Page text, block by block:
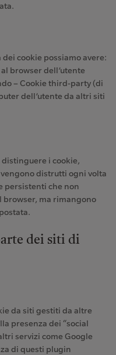
cookie possiamo avere:
browser dell’utente
– Cookie third-party (di
dell’utente da altri siti
distinguere i cookie,
distrutti ogni volta
persistenti che non
browser, ma rimangono
dei siti di
da siti gestiti da altre
presenza dei “social
servizi come Google
di questi plugin